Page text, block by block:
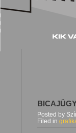
Posted by
Filed in